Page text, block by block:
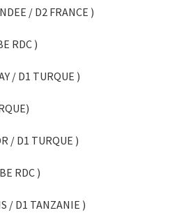
/ D2 FRANCE )
RDC )
/ D1 TURQUE )
/ D1 TURQUE )
RDC )
/ D1 TANZANIE )